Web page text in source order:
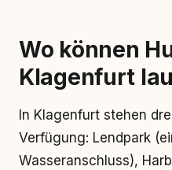
Wo können
Klagenfurt
In Klagenfurt stehen
Verfügung: Lendpark
Wasseranschluss),